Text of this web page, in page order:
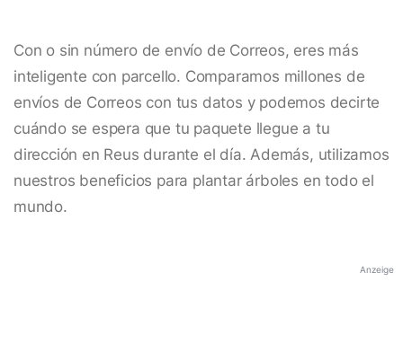
Con o sin número de envío de Correos, eres más
inteligente con parcello. Comparamos millones de
envíos de Correos con tus datos y podemos decirte
cuándo se espera que tu paquete llegue a tu
dirección en Reus durante el día. Además, utilizamos
nuestros beneficios para plantar árboles en todo el
mundo.
Anzeige